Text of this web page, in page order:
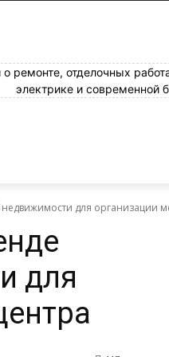
о ремонте, отделочных
электрике и современной
для организации
для